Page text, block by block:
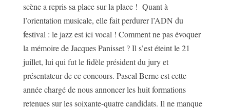
scène a repris sa place sur la place ! Quant à
l’orientation musicale, elle fait perdurer l’ADN du
festival : le jazz est ici vocal ! Comment ne pas évoquer
la mémoire de Jacques Panisset ? Il s’est éteint le 21
juillet, lui qui fut le fidèle président du jury et
présentateur de ce concours. Pascal Berne est cette
année chargé de nous annoncer les huit formations
retenues sur les soixante-quatre candidats. Il ne manque